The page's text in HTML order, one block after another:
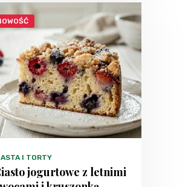
I TORTY
jogurtowe z letnimi